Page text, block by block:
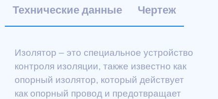
Технические данные Чертеж
Изолятор – это специальное устройство
контроля изоляции, также известно как
опорный изолятор, который действует
как опорный провод и предотвращает